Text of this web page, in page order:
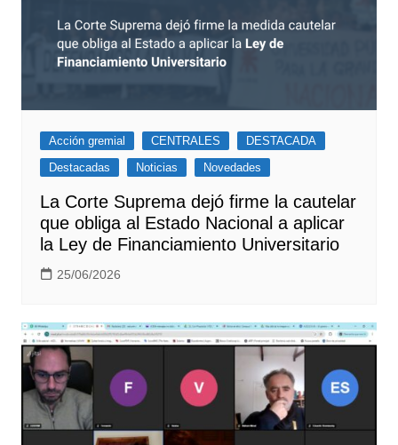
Acción gremial CENTRALES
DESTACADA
Destacadas
Noticias Novedades
La Corte Suprema dejó firme la cautelar
que obliga al Estado Nacional a aplicar
la Ley de Financiamiento Universitario
25/06/2026